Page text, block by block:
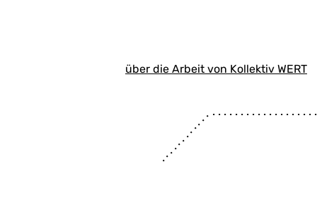
über die Arbeit von Kollektiv WERT
. . . . . . . . . . . . . . . . . .
. . . . . . . . . . . .